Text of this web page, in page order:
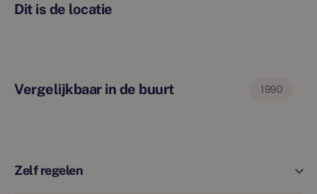
Dit is de locatie
Vergelijkbaar in de buurt 1990
Zelf regelen